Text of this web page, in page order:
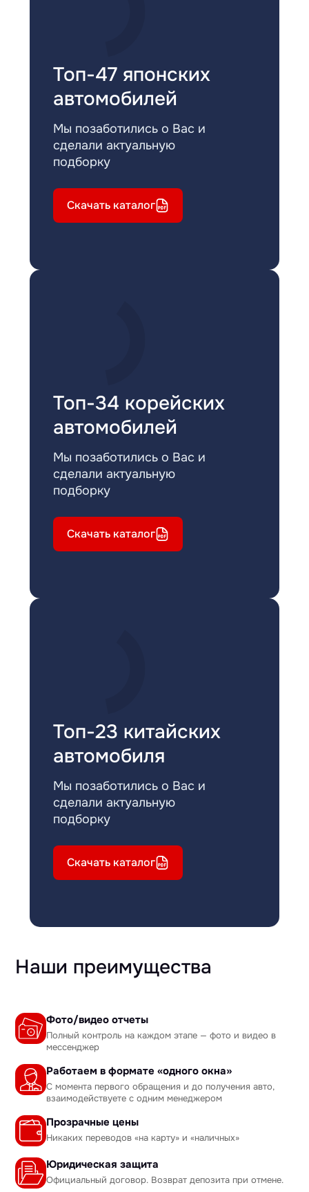
Топ-47 японских
автомобилей
Мы позаботились о Вас и
сделали актуальную
подборку
Скачать каталог
Топ-34 корейских
автомобилей
Мы позаботились о Вас и
сделали актуальную
подборку
Скачать каталог
Топ-23 китайских
автомобиля
Мы позаботились о Вас и
сделали актуальную
подборку
Скачать каталог
Наши преимущества
Фото/видео отчеты
Полный контроль на каждом этапе — фото и видео в
мессенджер
Работаем в формате «одного окна»
С момента первого обращения и до получения авто,
взаимодействуете с одним менеджером
Прозрачные цены
Никаких переводов «на карту» и «наличных»
Юридическая защита
Официальный договор. Возврат депозита при отмене.